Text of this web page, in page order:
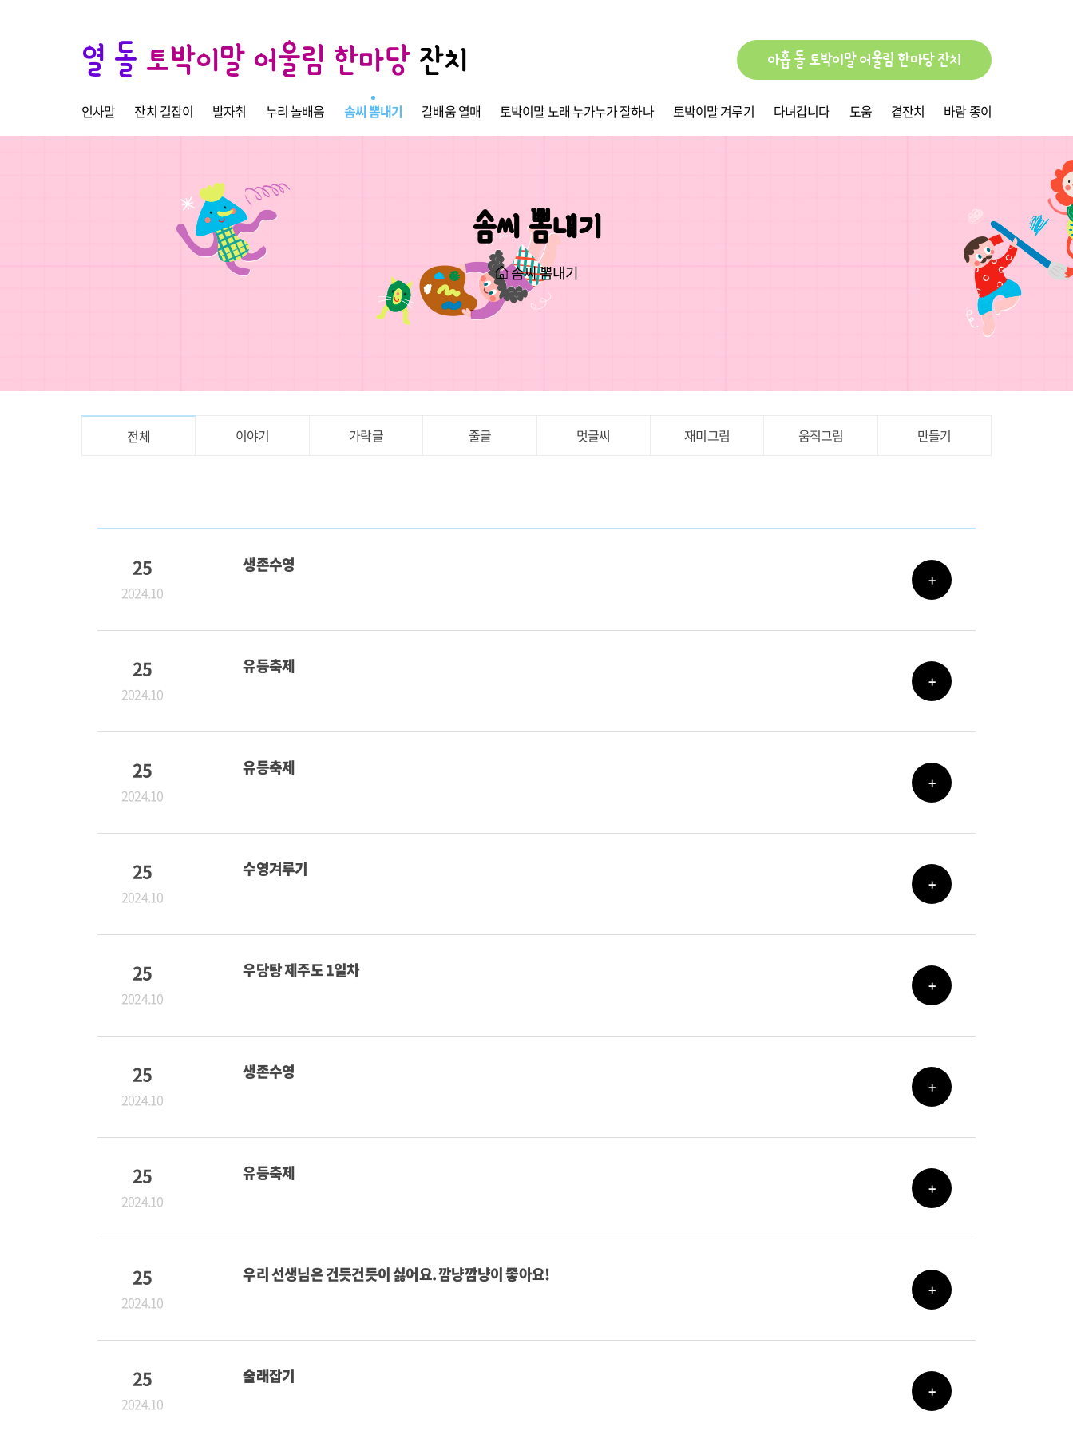
열 돌 토박이말 어울림 한마당잔치 아홉 돌 토박이말 어울림 한마당 잔치
인사말 잔치 길잡이 발자취 누리 놀배움 솜씨 뽐내기 갈배움 열매 토박이말 노래 누가누가 잘하나 토박이말 겨루기 다녀갑니다 도움 곁잔치 바람 종이
솜씨 뽐내기
솜씨 뽐내기
전체 이야기 가락글 줄글 멋글씨 재미그림 움직그림 만들기
25
2024.10
생존수영
+
25
2024.10
유등축제
+
25
2024.10
유등축제
+
25
2024.10
수영겨루기
+
25
2024.10
우당탕 제주도 1일차
+
25
2024.10
생존수영
+
25
2024.10
유등축제
+
25
2024.10
우리 선생님은 건듯건듯이 싫어요. 깜냥깜냥이 좋아요!
+
25
2024.10
술래잡기
+